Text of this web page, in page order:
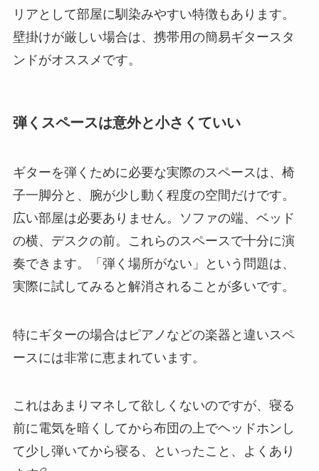
リアとして部屋に馴染みやすい特徴もあります。
壁掛けが厳しい場合は、携帯用の簡易ギタースタ
ンドがオススメです。
弾くスペースは意外と小さくていい
ギターを弾くために必要な実際のスペースは、椅
子一脚分と、腕が少し動く程度の空間だけです。
広い部屋は必要ありません。ソファの端、ベッド
の横、デスクの前。これらのスペースで十分に演
奏できます。「弾く場所がない」という問題は、
実際に試してみると解消されることが多いです。
特にギターの場合はピアノなどの楽器と違いスペ
ースには非常に恵まれています。
これはあまりマネして欲しくないのですが、寝る
前に電気を暗くしてから布団の上でヘッドホンし
て少し弾いてから寝る、といったこと、よくあり